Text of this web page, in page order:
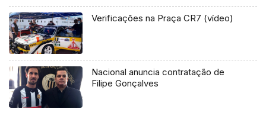
Verificações na Praça CR7 (vídeo)
Nacional anuncia contratação de
Filipe Gonçalves